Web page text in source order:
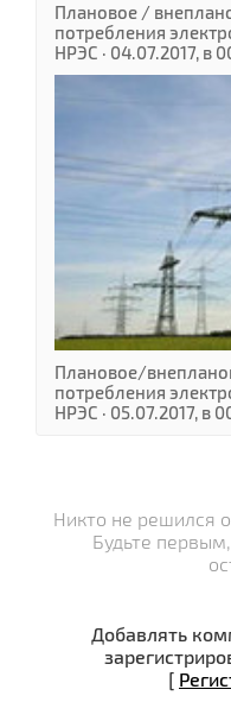
Плановое /
потребления
НРЭС · 04.07.2017, в
Плановое/
потребления
НРЭС · 05.07.2017, в
Никто не решился
Будьте
Добавлять
[